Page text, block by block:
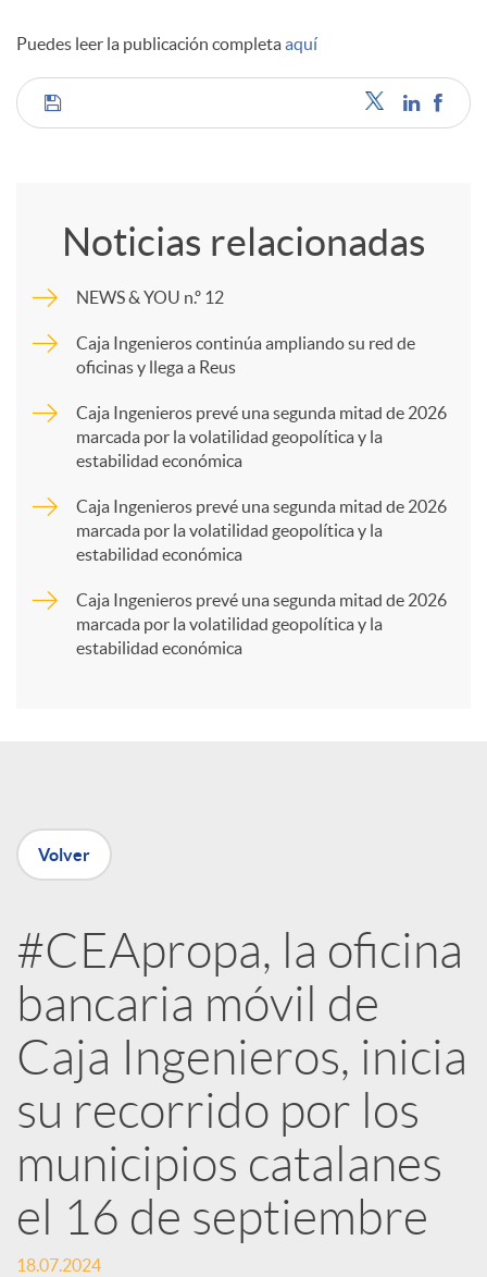
Puedes leer la publicación completaaquí
C
p
a
n
e
d
e
s
S
Noticias relacionadas
NEWS & YOU n.º 12
Caja Ingenieros continúa ampliando su red de
oficinas y llega a Reus
Caja Ingenieros prevé una segunda mitad de 2026
marcada por la volatilidad geopolítica y la
estabilidad económica
Caja Ingenieros prevé una segunda mitad de 2026
marcada por la volatilidad geopolítica y la
estabilidad económica
Caja Ingenieros prevé una segunda mitad de 2026
marcada por la volatilidad geopolítica y la
estabilidad económica
Volver
#CEApropa, la oficina
bancaria móvil de
Caja Ingenieros, inicia
su recorrido por los
municipios catalanes
el 16 de septiembre
18.07.2024